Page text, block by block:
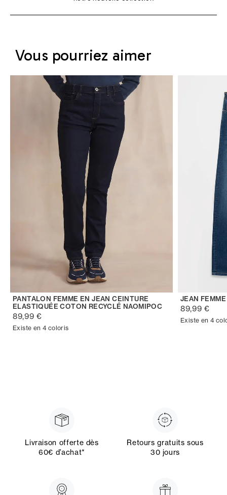
Vous pourriez aimer
PANTALON FEMME EN JEAN CEINTURE
ELASTIQUÉE COTON RECYCLÉ NAOMIPOC
89,99 €
Existe en 4 coloris
JEAN
89,99 €
Existe en 4
Livraison offerte dès
60€ d’achat*
Retours gratuits sous
30 jours